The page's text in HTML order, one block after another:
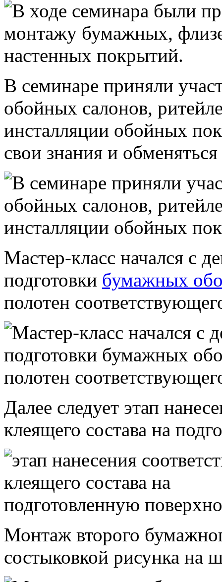
В семинаре приняли
обойных салонов,
инсталляции обойных
свои знания и
Мастер-класс начался с
подготовки бумажных
полотен
Далее следует этап
клеящего состава на
Монтаж второго
состыковкой рисунка на